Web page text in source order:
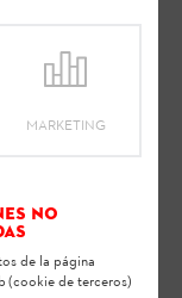
de
y le ayuda a
y ecológica
MARKETING
no
de la página
(cookie de terceros)